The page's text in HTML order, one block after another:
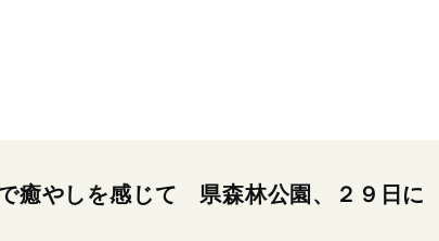
癒やしを感じて 県森林公園、２９日に